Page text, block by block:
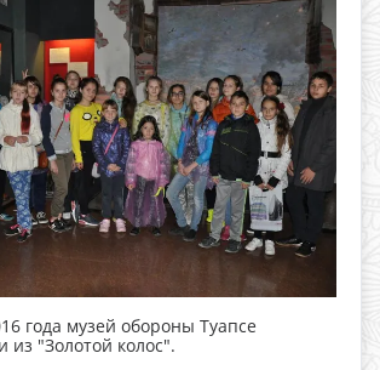
года музей обороны Туапсе
из "Золотой колос".